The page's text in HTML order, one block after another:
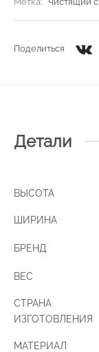
Поделиться
Детали
ВЫСОТА
ШИРИНА
БРЕНД
ВЕС
СТРАНА
ИЗГОТОВЛЕНИЯ
МАТЕРИАЛ